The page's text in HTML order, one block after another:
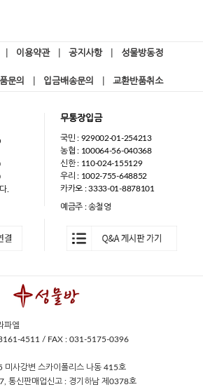
이용약관 공지사항 성물방동정
문의 입금배송문의 교환반품취소
.
무통장입금
국민 : 929002-01-254213
농협 : 100064-56-040368
신한 : 110-024-155129
우리 : 1002-755-648852
카카오 : 3333-01-8878101
예금주 : 송철영
파엘
4511 / FAX : 031-5175-0396
미사강변 스카이폴리스 나동 415호
통신판매업신고 : 경기하남 제0378호